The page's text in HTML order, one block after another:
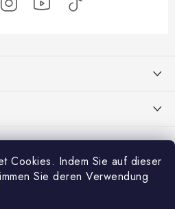
Cookies. Indem Sie auf dieser
Sie deren Verwendung